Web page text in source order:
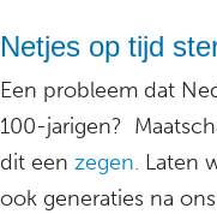
Netjes op tijd
Een probleem dat
100-jarigen?
dit een zegen. Laten
ook generaties na